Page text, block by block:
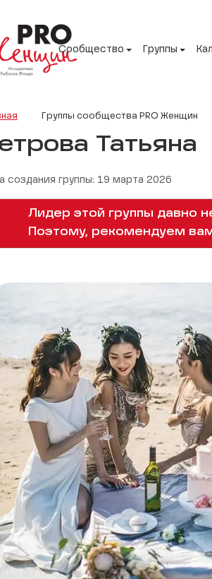
Сообщество Группы
Группы сообщества PRO Женщин
Татьяна
создания группы: 19 марта 2026
Лидер этой группы давно
Поэтому, рекомендуем